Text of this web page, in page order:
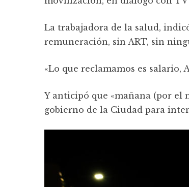
La trabajadora de la salud,
remuneración, sin ART, sin
«Lo que reclamamos es salario,
Y anticipó que «mañana (por el
gobierno de la Ciudad para